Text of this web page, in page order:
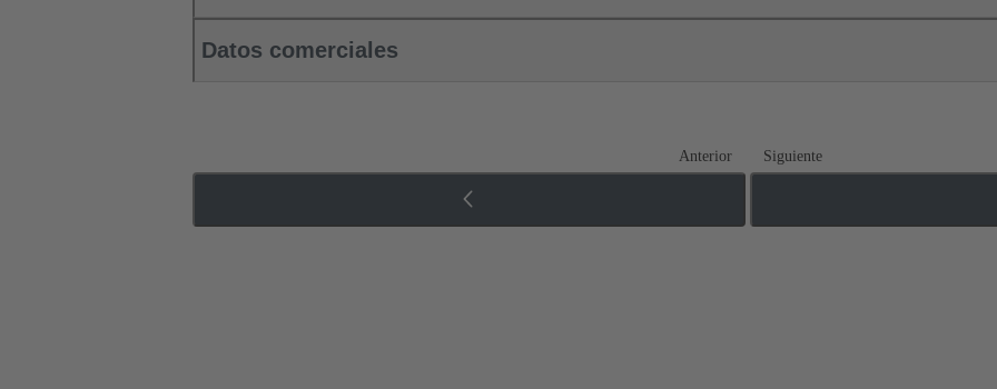
Datos comerciales
Anterior Siguiente